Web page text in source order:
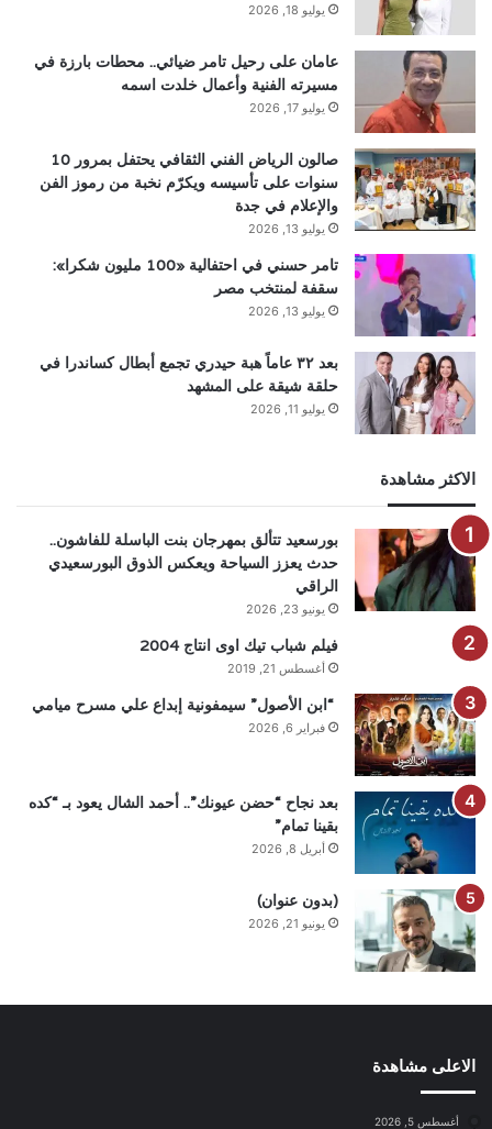
يوليو 18, 2026
عامان على رحيل تامر ضيائي.. محطات بارزة في
مسيرته الفنية وأعمال خلدت اسمه
يوليو 17, 2026
صالون الرياض الفني الثقافي يحتفل بمرور 10
سنوات على تأسيسه ويكرّم نخبة من رموز الفن
والإعلام في جدة
يوليو 13, 2026
تامر حسني في احتفالية «100 مليون شكرا»:
سقفة لمنتخب مصر
يوليو 13, 2026
بعد ٣٢ عاماً هبة حيدري تجمع أبطال كساندرا في
حلقة شيقة على المشهد
يوليو 11, 2026
الاكثر مشاهدة
بورسعيد تتألق بمهرجان بنت الباسلة للفاشون..
حدث يعزز السياحة ويعكس الذوق البورسعيدي
الراقي
يونيو 23, 2026
فيلم شباب تيك اوى انتاج 2004
أغسطس 21, 2019
“ابن الأصول” سيمفونية إبداع علي مسرح ميامي
فبراير 6, 2026
بعد نجاح “حضن عيونك”.. أحمد الشال يعود بـ “كده
بقينا تمام”
أبريل 8, 2026
(بدون عنوان)
يونيو 21, 2026
الاعلى مشاهدة
أغسطس 5, 2026